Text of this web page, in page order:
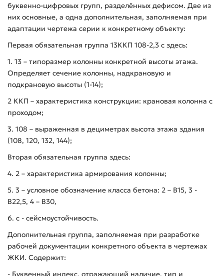
буквенно-цифровых групп, разделённых дефисом. Две из
них основные, а одна дополнительная, заполняемая при
адаптации чертежа серии к конкретному объекту:
Первая обязательная группа 13ККП 108-2,3 с здесь:
1. 13 – типоразмер колонны конкретной высоты этажа.
Определяет сечение колонны, надкрановую и
подкрановую высоты (1-14);
2 ККП – характеристика конструкции: крановая колонна с
проходом;
3. 108 – выраженная в дециметрах высота этажа здания
(108, 120, 132, 144);
Вторая обязательная группа здесь:
4. 2 – характеристика армирования колонны;
5. 3 – условное обозначение класса бетона: 2 – В15, 3 -
В22,5, 4 – В30,
6. с - сейсмоустойчивость.
Дополнительная группа, заполняемая при разработке
рабочей документации конкретного объекта в чертежах
ЖКИ. Содержит:
- Буквенный индекс, отражающий наличие, тип и